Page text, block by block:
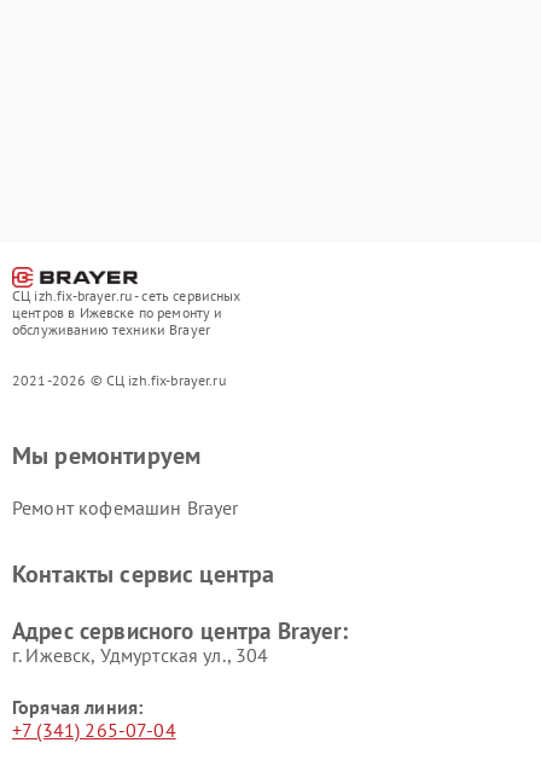
СЦ izh.fix-brayer.ru - сеть сервисных
центров в Ижевске по ремонту и
обслуживанию техники Brayer
2021-2026 © СЦ izh.fix-brayer.ru
Мы ремонтируем
Ремонт кофемашин Brayer
Контакты сервис центра
Адрес сервисного центра Brayer:
г. Ижевск, Удмуртская ул., 304
Горячая линия:
+7 (341) 265-07-04